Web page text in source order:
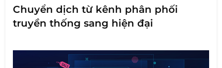
Chuyển dịch từ kênh phân phối
truyền thống sang hiện đại